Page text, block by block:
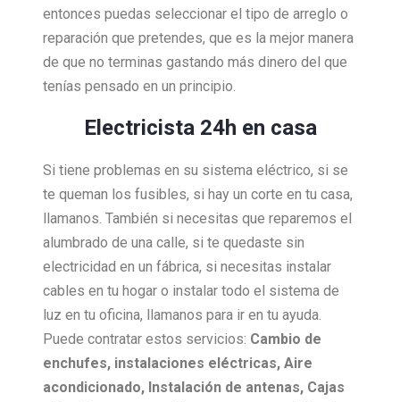
entonces puedas seleccionar el tipo de arreglo o
reparación que pretendes, que es la mejor manera
de que no terminas gastando más dinero del que
tenías pensado en un principio.
Electricista 24h en casa
Si tiene problemas en su sistema eléctrico, si se
te queman los fusibles, si hay un corte en tu casa,
llamanos. También si necesitas que reparemos el
alumbrado de una calle, si te quedaste sin
electricidad en un fábrica, si necesitas instalar
cables en tu hogar o instalar todo el sistema de
luz en tu oficina, llamanos para ir en tu ayuda.
Puede contratar estos servicios: Cambio de
enchufes, instalaciones eléctricas, Aire
acondicionado, Instalación de antenas, Cajas